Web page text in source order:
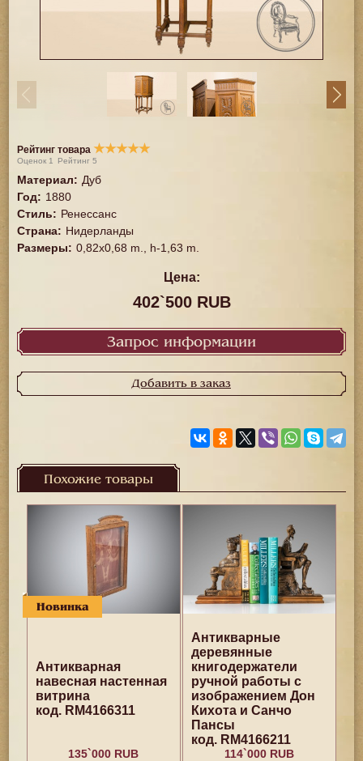
Рейтинг товара ★★★★★
Оценок 1 Рейтинг5
Материал: Дуб
Год: 1880
Стиль: Ренессанс
Страна: Нидерланды
Размеры: 0,82x0,68 m., h-1,63 m.
Цена:
402`500 RUB
Запрос информации
Добавить в заказ
Похожие товары
Новинка
Антикварная
навесная настенная
витрина
код. RM4166311
135`000 RUB
Антикварные
деревянные
книгодержатели
ручной работы с
изображением Дон
Кихота и Санчо
Пансы
код. RM4166211
114`000 RUB